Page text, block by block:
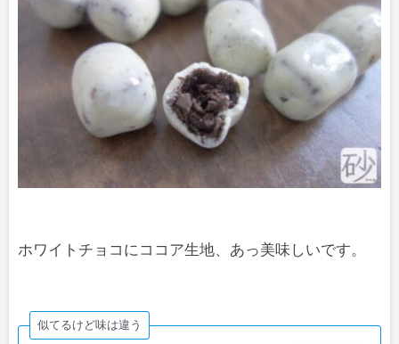
ホワイトチョコにココア生地、あっ美味しいです。
似てるけど味は違う